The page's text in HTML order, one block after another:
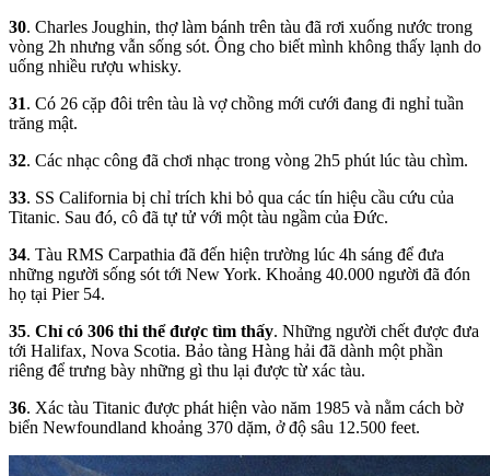
30. Charles Joughin, thợ làm bánh trên tàu đã rơi xuống nước trong
vòng 2h nhưng vẫn sống sót. Ông cho biết mình không thấy lạnh do
uống nhiều rượu whisky.
31. Có 26 cặp đôi trên tàu là vợ chồng mới cưới đang đi nghỉ tuần
trăng mật.
32. Các nhạc công đã chơi nhạc trong vòng 2h5 phút lúc tàu chìm.
33. SS California bị chỉ trích khi bỏ qua các tín hiệu cầu cứu của
Titanic. Sau đó, cô đã tự tử với một tàu ngầm của Đức.
34. Tàu RMS Carpathia đã đến hiện trường lúc 4h sáng để đưa
những người sống sót tới New York. Khoảng 40.000 người đã đón
họ tại Pier 54.
35. Chỉ có 306 thi thể được tìm thấy. Những người chết được đưa
tới Halifax, Nova Scotia. Bảo tàng Hàng hải đã dành một phần
riêng để trưng bày những gì thu lại được từ xác tàu.
36. Xác tàu Titanic được phát hiện vào năm 1985 và nằm cách bờ
biển Newfoundland khoảng 370 dặm, ở độ sâu 12.500 feet.